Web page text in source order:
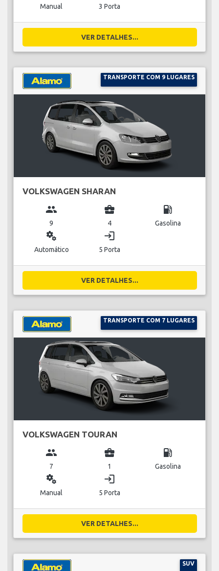
Manual 3 Porta
VER DETALHES...
TRANSPORTE COM 9 LUGARES
VOLKSWAGEN SHARAN
group
9
business_center
4
local_gas_station
Gasolina
miscellaneous_services
Automático
login
5 Porta
VER DETALHES...
TRANSPORTE COM 7 LUGARES
VOLKSWAGEN TOURAN
group
7
business_center
1
local_gas_station
Gasolina
miscellaneous_services
Manual
login
5 Porta
VER DETALHES...
SUV